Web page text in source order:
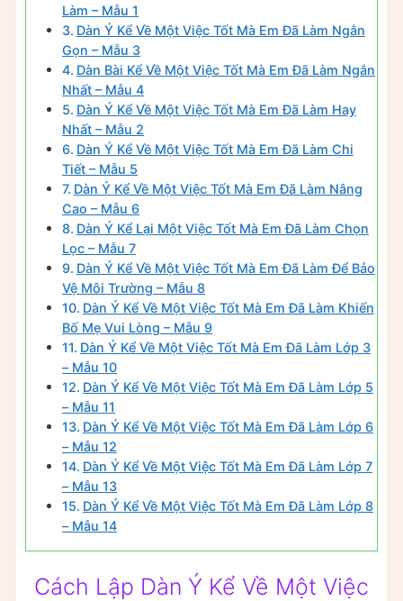
Làm – Mẫu 1
Dàn Ý Kể Về Một Việc Tốt Mà Em Đã Làm Ngắn
Gọn – Mẫu 3
Dàn Bài Kể Về Một Việc Tốt Mà Em Đã Làm Ngắn
Nhất – Mẫu 4
Dàn Ý Kể Về Một Việc Tốt Mà Em Đã Làm Hay
Nhất – Mẫu 2
Dàn Ý Kể Về Một Việc Tốt Mà Em Đã Làm Chi
Tiết – Mẫu 5
Dàn Ý Kể Về Một Việc Tốt Mà Em Đã Làm Nâng
Cao – Mẫu 6
Dàn Ý Kể Lại Một Việc Tốt Mà Em Đã Làm Chọn
Lọc – Mẫu 7
Dàn Ý Kể Về Một Việc Tốt Mà Em Đã Làm Để Bảo
Vệ Môi Trường – Mẫu 8
Dàn Ý Kể Về Một Việc Tốt Mà Em Đã Làm Khiến
Bố Mẹ Vui Lòng – Mẫu 9
Dàn Ý Kể Về Một Việc Tốt Mà Em Đã Làm Lớp 3
– Mẫu 10
Dàn Ý Kể Về Một Việc Tốt Mà Em Đã Làm Lớp 5
– Mẫu 11
Dàn Ý Kể Về Một Việc Tốt Mà Em Đã Làm Lớp 6
– Mẫu 12
Dàn Ý Kể Về Một Việc Tốt Mà Em Đã Làm Lớp 7
– Mẫu 13
Dàn Ý Kể Về Một Việc Tốt Mà Em Đã Làm Lớp 8
– Mẫu 14
Cách Lập Dàn Ý Kể Về Một Việc